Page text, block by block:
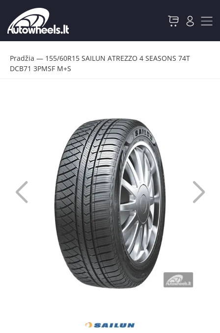
Pradžia — 155/60R15 SAILUN ATREZZO 4 SEASONS 74T
DCB71 3PMSF M+S